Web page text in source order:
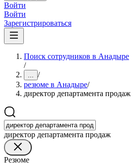
Войти
Войти
Зарегистрироваться
Поиск сотрудников в Анадыре
/
... /
резюме в Анадыре/
директор департамента продаж
директор департамента продаж
Резюме